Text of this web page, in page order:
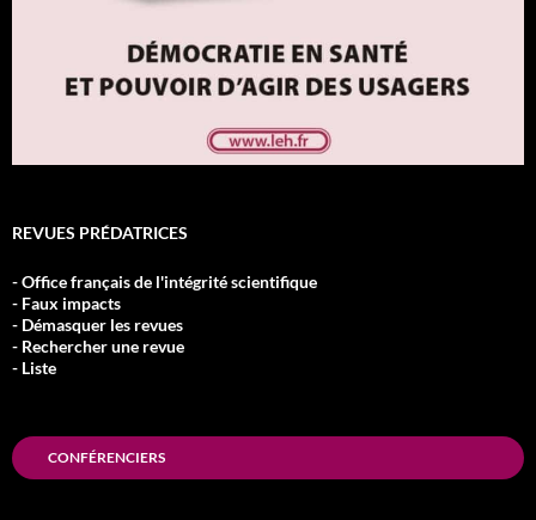
REVUES PRÉDATRICES
- Office français de l'intégrité scientifique
- Faux impacts
- Démasquer les revues
- Rechercher une revue
- Liste
CONFÉRENCIERS